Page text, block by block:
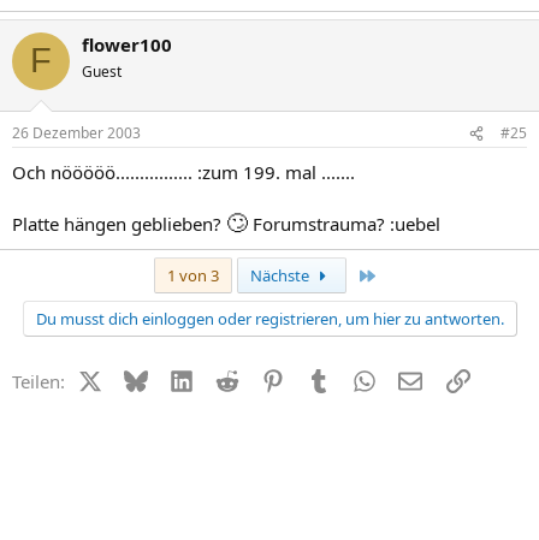
F flower100
Guest
26 Dezember 2003 #25
Och nööööö................ :zum 199. mal .......
Platte hängen geblieben? 🙄 Forumstrauma? :uebel
1 von 3 Nächste
Du musst dich einloggen oder registrieren, um hier zu antworten.
Teilen: X (Twitter)
BlueskyLinkedIn
Reddit PinterestTumblr WhatsApp
E-MailLink